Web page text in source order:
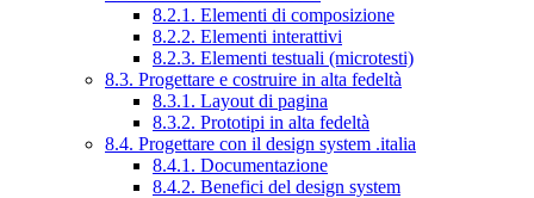
8.2.1. Elementi di composizione
8.2.2. Elementi interattivi
8.2.3. Elementi testuali (microtesti)
8.3. Progettare e costruire in alta fedeltà
8.3.1. Layout di pagina
8.3.2. Prototipi in alta fedeltà
8.4. Progettare con il design system .italia
8.4.1. Documentazione
8.4.2. Benefici del design system